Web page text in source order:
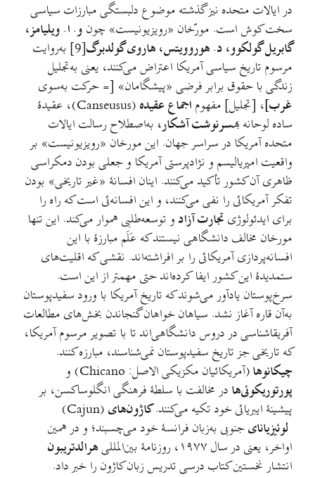
در ایالات متحده نیز گذشته موضوع دلبستگی مبارزات سیاسی
سخت کوش است. مورّخان «رویزیونیست» چون و. ا. ویلیامز،
گابریل گولکوو، د. هوروویتس، هاروی گولدبرگ
[9] به‌روایت
مرسوم تاریخ سیاسی آمریکا اعتراض می‌کنند، یعنی به‌تجلیل
زندگی با حقوق برابر فرضی «پیشگامان» [= حرکت به‌سوی
غرب]، [تجلیل] مفهوم اجماع عقیده
(Canseusus)، عقیدهٔ
ساده لوحانه بهسرنوشت آشکار، به‌اصطلاح رسالت ایالات
متحده آمریکا در سراسر جهان. این مورخان «رویزیونیست» بر
واقعیت امپریالیسم و نژادپرستی آمریکا و جعلی بودن دمکراسی
ظاهری آن کشور تأکید می‌کنند. اینان افسانهٔ «غیر تاریخی» بودن
تفکر آمریکائی را نفی می‌کنند، و این افسانه‌ئی است که راه را
برای ایدئولوژی تجارت آزاد و توسعه‌طلبی هموار می‌کند. این تنها
مورخان مخالف دانشگاهی نیستند که عَلَم مبارزهٔ با این
افسانه‌پردازی آمریکائی را بر افراشته‌اند. نقشی که اقلیت‌های
ستمدیدهٔ این کشور ایفا کرده‌اند حتی مهمتر از این است.
سرخ‌پوستان یادآور می‌شوند که تاریخ آمریکا با ورود سفیدپوستان
به‌آن قاره آغاز نشد. سیاهان خواهان گنجاندن بخش‌های مطالعات
آفریقاشناسی در دروس دانشگاهی‌اند تا با تصویر مرسوم آمریکا،
که تاریخی جز تاریخ سفیدپوستان نمی‌شناسند، مبارزه کنند.
چیکانوها(آمریکائیان مکزیکی الاصل: Chicano) و
پورتوریکوئی‌ها در مخالفت با سلطهٔ فرهنگی انگلوساکسن، بر
پیشینهٔ ایبریائی خود تکیه می‌کنند.کاژون‌های
(Cajun)
لوئیزیانایجنوبی به‌زبان فرانسهٔ خود می‌چسبند؛ و در همین
اواخر، یعنی در سال ۱۹۷۷، روزنامهٔ بین‌المللی
هرالدتریبون
انتشار نخستین کتاب درسی تدریس زبان کاژون را خبر داد.